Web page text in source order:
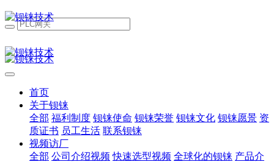
首页
关于钡铼
全部 福利制度 钡铼使命 钡铼荣誉 钡铼文化 钡铼愿景 资
质证书 员工生活 联系钡铼
视频访厂
全部 公司介绍视频 快速选型视频 全球化的钡铼 产品介